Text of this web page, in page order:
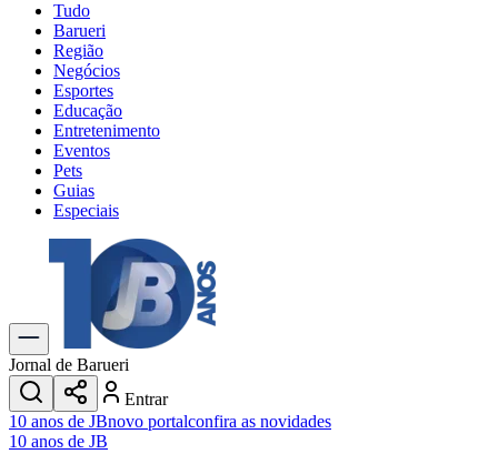
Tudo
Barueri
Região
Negócios
Esportes
Educação
Entretenimento
Eventos
Pets
Guias
Especiais
Explore Tudo
Últimas Notícias
Previsão do Tempo
Trânsito e Rotas
Dia a Dia & Lazer
Transportes
Gastronomia
Cinema & Shows
JogosNovo
Jornal de Barueri
Entrar
10 anos de JBnovo portalconfira as novidades
10 anos de JB